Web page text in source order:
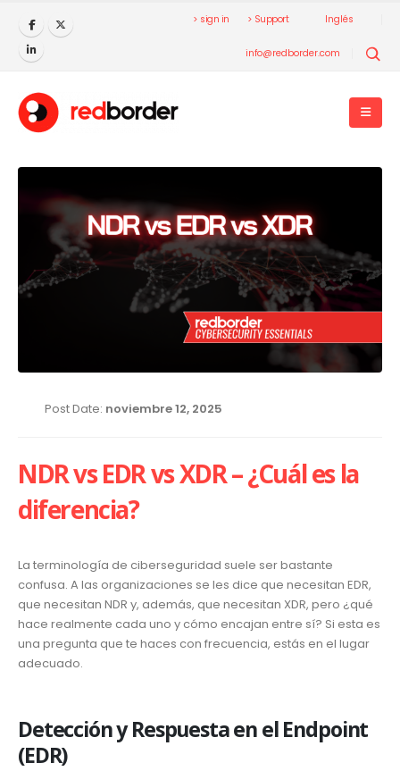
> sign in > Support Inglés
info@redborder.com
Post Date: noviembre 12, 2025
NDR vs EDR vs XDR – ¿Cuál es la
diferencia?
La terminología de ciberseguridad suele ser bastante
confusa. A las organizaciones se les dice que necesitan EDR,
que necesitan NDR y, además, que necesitan XDR, pero ¿qué
hace realmente cada uno y cómo encajan entre sí? Si esta es
una pregunta que te haces con frecuencia, estás en el lugar
adecuado.
Detección y Respuesta en el Endpoint
(EDR)